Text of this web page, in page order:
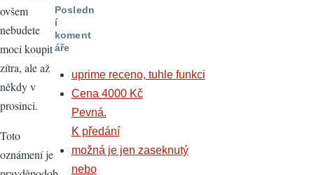
ovšem
nebudete
moci koupit
zítra, ale až
někdy v
prosinci.
Toto
oznámení je
Posledn
í
koment
áře
uprime receno, tuhle funkci
Cena 4000 Kč
Pevná.
K předání
možná je jen zaseknutý
nebo